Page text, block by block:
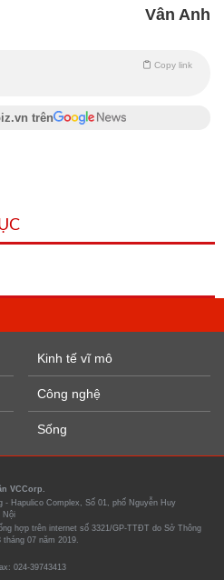
Vân Anh
Copy link
trên
Kinh tế vĩ mô
Công nghệ
Sống
VCCorp.
- Hapulico Complex, Số 01, phố Nguyễn Huy
Nội
hợp trên internet số 3321/GP-TTĐT do Sở Thông
07 năm 2019.
024-39743413